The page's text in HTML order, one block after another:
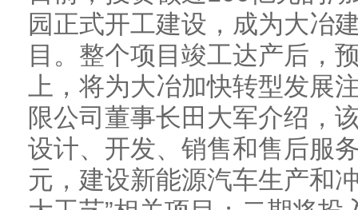
园正式开工建设，成为大冶
目。整个项目竣工达产后，
上，将为大冶加快转型发展
限公司董事长田大军介绍，
设计、开发、销售和售后服
元，建设新能源汽车生产和